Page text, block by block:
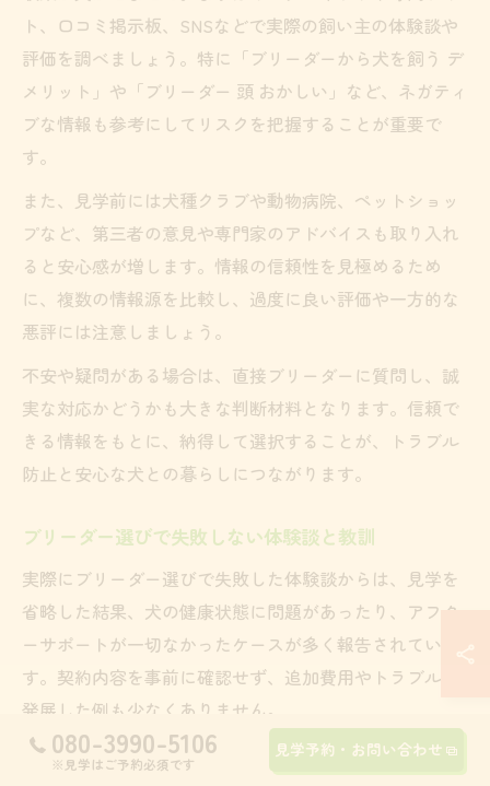
ト、口コミ掲示板、SNSなどで実際の飼い主の体験談や
評価を調べましょう。特に「ブリーダーから犬を飼う デ
メリット」や「ブリーダー 頭 おかしい」など、ネガティ
ブな情報も参考にしてリスクを把握することが重要で
す。
また、見学前には犬種クラブや動物病院、ペットショッ
プなど、第三者の意見や専門家のアドバイスも取り入れ
ると安心感が増します。情報の信頼性を見極めるため
に、複数の情報源を比較し、過度に良い評価や一方的な
悪評には注意しましょう。
不安や疑問がある場合は、直接ブリーダーに質問し、誠
実な対応かどうかも大きな判断材料となります。信頼で
きる情報をもとに、納得して選択することが、トラブル
防止と安心な犬との暮らしにつながります。
ブリーダー選びで失敗しない体験談と教訓
実際にブリーダー選びで失敗した体験談からは、見学を
省略した結果、犬の健康状態に問題があったり、アフタ
ーサポートが一切なかったケースが多く報告されていま
す。契約内容を事前に確認せず、追加費用やトラブルに
発展した例も少なくありません。
一方、成功した飼い主の多くは、複数のブリーダーを比
080-3990-5106
※見学はご予約必須です
見学予約・お問い合わせ